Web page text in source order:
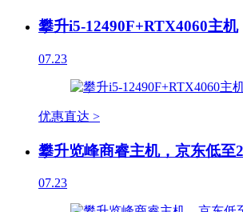
攀升i5-12490F+RTX4060主机
07.23
优惠直达 >
攀升览峰商睿主机，京东低至
07.23